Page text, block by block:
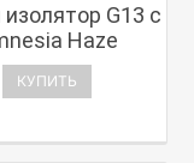
G13 с
Haze
КУПИТЬ